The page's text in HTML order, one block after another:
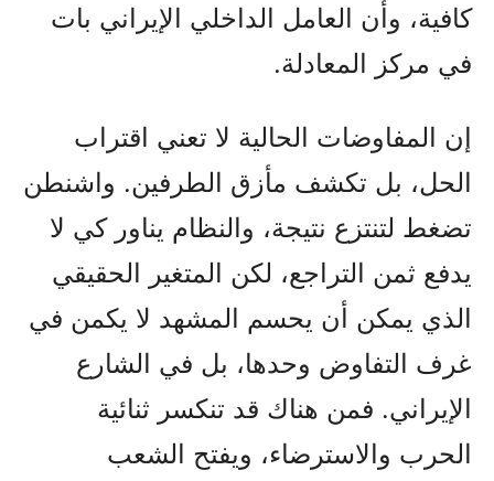
كافية، وأن العامل الداخلي الإيراني بات
في مركز المعادلة.
إن المفاوضات الحالية لا تعني اقتراب
الحل، بل تكشف مأزق الطرفين. واشنطن
تضغط لتنتزع نتيجة، والنظام يناور كي لا
يدفع ثمن التراجع، لكن المتغير الحقيقي
الذي يمكن أن يحسم المشهد لا يكمن في
غرف التفاوض وحدها، بل في الشارع
الإيراني. فمن هناك قد تنكسر ثنائية
الحرب والاسترضاء، ويفتح الشعب